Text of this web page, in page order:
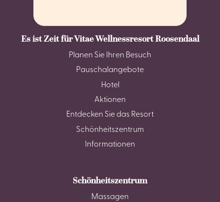
Es ist Zeit für Vitae Wellnessresort Roosendaal
Planen Sie Ihren Besuch
Pauschalangebote
Hotel
Aktionen
Entdecken Sie das Resort
Schönheitszentrum
Informationen
Schönheitszentrum
Massagen